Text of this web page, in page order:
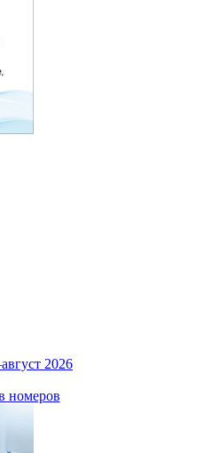
2026
номеров